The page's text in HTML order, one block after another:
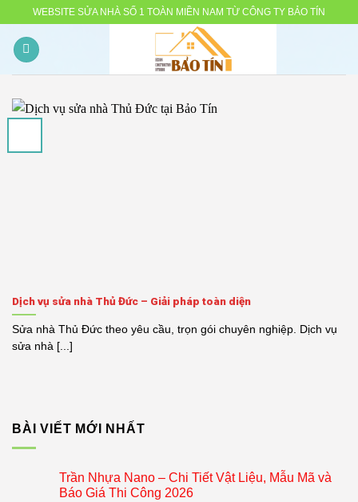
content
WEBSITE SỬA NHÀ SỐ 1 TOÀN MIỀN NAM TỪ CÔNG TY BẢO TÍN
Dịch vụ sửa nhà Thủ Đức – Giải pháp toàn diện
Sửa nhà Thủ Đức theo yêu cầu, trọn gói chuyên nghiệp. Dịch vụ
sửa nhà [...]
BÀI VIẾT MỚI NHẤT
Trần Nhựa Nano – Chi Tiết Vật Liệu, Mẫu Mã và
Báo Giá Thi Công 2026